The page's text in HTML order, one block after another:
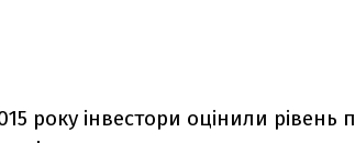
року інвестори оцінили рівень